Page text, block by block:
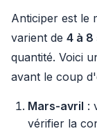
Anticiper est le
varient de 4 à 8
quantité. Voici
avant le coup
Mars-avril :
vérifier la